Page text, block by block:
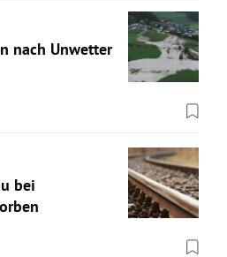
nach Unwetter
bei